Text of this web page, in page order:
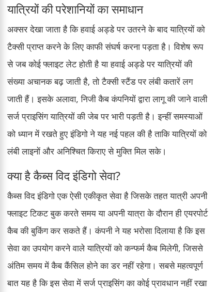
यात्रियों की परेशानियों का समाधान
अक्सर देखा जाता है कि हवाई अड्डे पर उतरने के बाद यात्रियों को
टैक्सी प्राप्त करने के लिए काफी संघर्ष करना पड़ता है। विशेष रूप
से जब कोई फ्लाइट लेट होती है या हवाई अड्डे पर यात्रियों की
संख्या अचानक बढ़ जाती है, तो टैक्सी स्टैंड पर लंबी कतारें लग
जाती हैं। इसके अलावा, निजी कैब कंपनियों द्वारा लागू की जाने वाली
सर्ज प्राइसिंग यात्रियों की जेब पर भारी पड़ती है। इन्हीं समस्याओं
को ध्यान में रखते हुए इंडिगो ने यह नई पहल की है ताकि यात्रियों को
लंबी लाइनों और अनिश्चित किराए से मुक्ति मिल सके।
क्या है कैब्स विद इंडिगो सेवा?
कैब्स विद इंडिगो एक ऐसी एकीकृत सेवा है जिसके तहत यात्री अपनी
फ्लाइट टिकट बुक करते समय या अपनी यात्रा के दौरान ही एयरपोर्ट
कैब की बुकिंग कर सकते हैं। कंपनी ने यह भरोसा दिलाया है कि इस
सेवा का उपयोग करने वाले यात्रियों को कन्फर्म कैब मिलेगी, जिससे
अंतिम समय में कैब कैंसिल होने का डर नहीं रहेगा। सबसे महत्वपूर्ण
बात यह है कि इस सेवा में सर्ज प्राइसिंग का कोई प्रावधान नहीं रखा